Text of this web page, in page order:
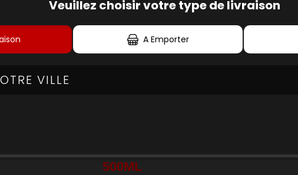
GLACES
HÄAGEN-DAZS
500ML